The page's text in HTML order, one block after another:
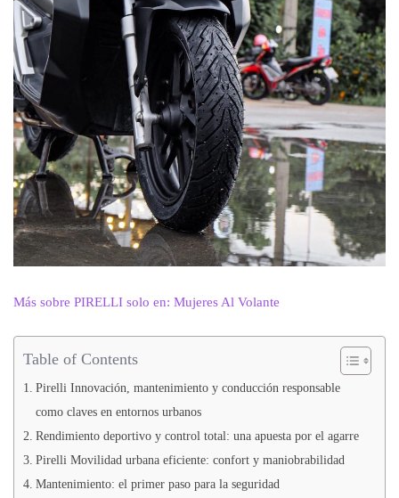
Más sobre PIRELLI solo en: Mujeres Al Volante
Table of Contents
Pirelli Innovación, mantenimiento y conducción responsable
como claves en entornos urbanos
Rendimiento deportivo y control total: una apuesta por el agarre
Pirelli Movilidad urbana eficiente: confort y maniobrabilidad
Mantenimiento: el primer paso para la seguridad